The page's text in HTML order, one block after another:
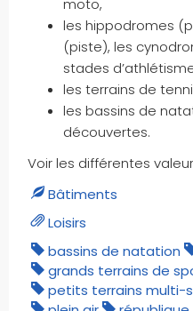
moto,
les hippodromes
(piste), les
stades
les terrains de
les bassins de
découvertes.
Voir les différentes
Bâtiments
Loisirs
bassins de natation
grands terrains de
petits terrains multi-